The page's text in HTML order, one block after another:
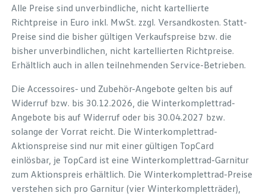
Alle Preise sind unverbindliche, nicht kartellierte
Richtpreise in Euro inkl. MwSt. zzgl. Versandkosten. Statt-
Preise sind die bisher gültigen Verkaufspreise bzw. die
bisher unverbindlichen, nicht kartellierten Richtpreise.
Erhältlich auch in allen teilnehmenden Service-Betrieben.
Die Accessoires- und Zubehör-Angebote gelten bis auf
Widerruf bzw. bis 30.12.2026, die Winterkomplettrad-
Angebote bis auf Widerruf oder bis 30.04.2027 bzw.
solange der Vorrat reicht. Die Winterkomplettrad-
Aktionspreise sind nur mit einer gültigen TopCard
einlösbar, je TopCard ist eine Winterkomplettrad-Garnitur
zum Aktionspreis erhältlich. Die Winterkomplettrad-Preise
verstehen sich pro Garnitur (vier Winterkompletträder),